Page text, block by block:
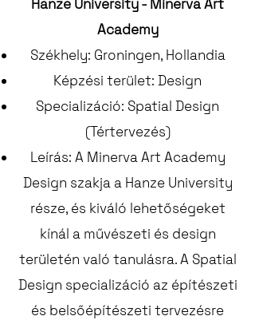
Hanze University - Minerva Art
Academy
Székhely: Groningen, Hollandia
Képzési terület: Design
Specializáció: Spatial Design
(Tértervezés)
Leírás: A Minerva Art Academy
Design szakja a Hanze University
része, és kiváló lehetőségeket
kínál a művészeti és design
területén való tanulásra. A Spatial
Design specializáció az építészeti
és belsőépítészeti tervezésre